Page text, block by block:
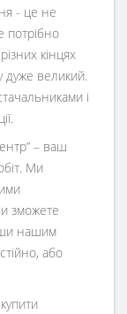
- це не
потрібно
кінцях
дуже великий.
і
” – ваш
Ми
зможете
нашим
або